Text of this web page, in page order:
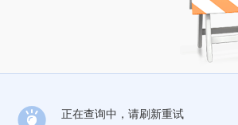
正在查询中，请刷新重试